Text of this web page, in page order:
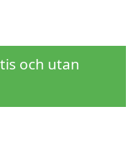
och utan